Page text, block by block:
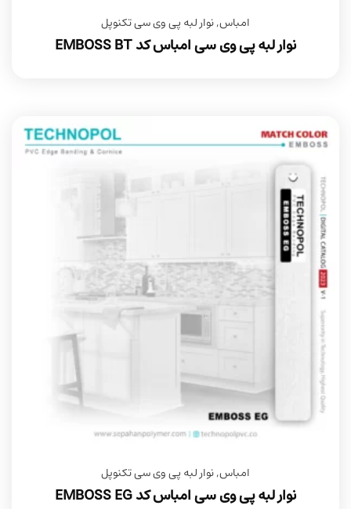
امباس,نوار لبه پی وی سی تکنوپل
نوار لبه پی وی سی امباس کد EMBOSS BT
امباس,نوار لبه پی وی سی تکنوپل
نوار لبه پی وی سی امباس کد EMBOSS EG